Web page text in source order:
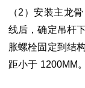
（2）安装主龙
线后，确定吊杆
胀螺栓固定到结
距小于 1200MM。